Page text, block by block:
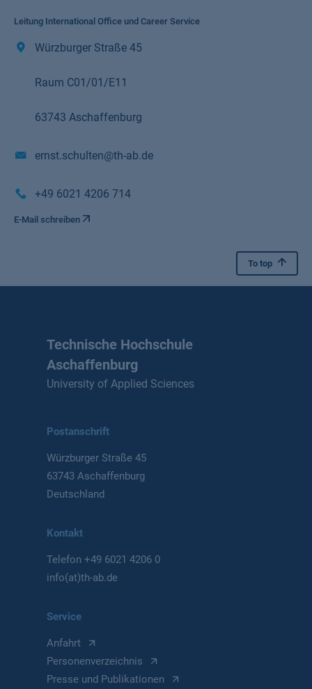
Leitung International Office und Career Service
Würzburger Straße 45
Raum C01/01/E11
63743 Aschaffenburg
ernst.schulten@th-ab.de
+49 6021 4206 714
E-Mail schreiben
To top
Technische Hochschule
Aschaffenburg
University of Applied Sciences
Postanschrift
Würzburger Straße 45
63743 Aschaffenburg
Deutschland
Kontakt
Telefon+49 6021 4206 0
info(at)th-ab.de
Service
Anfahrt
Personenverzeichnis
Presse und Publikationen